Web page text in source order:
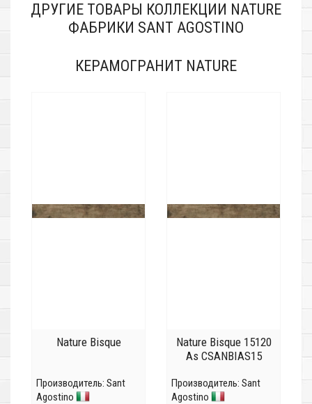
ДРУГИЕ ТОВАРЫ КОЛЛЕКЦИИ NATURE
ФАБРИКИ SANT AGOSTINO
КЕРАМОГРАНИТ NATURE
Nature Bisque
Производитель: Sant
Agostino
Nature Bisque 15120
As CSANBIAS15
Производитель: Sant
Agostino